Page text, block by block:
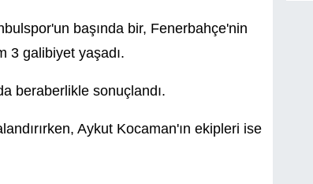
başında bir, Fenerbahçe'nin
3 galibiyet yaşadı.
beraberlikle sonuçlandı.
Aykut Kocaman'ın ekipleri ise